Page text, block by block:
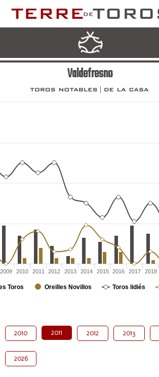
Valdefresno
Toros Oreilles Novillos Toros lidiés
2009 2010 2011 2012 2013 2014 2015 2016 2017 2018
2010 2011 2012 2013
2026